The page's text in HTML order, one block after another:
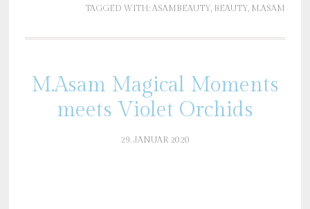
TAGGED WITH:ASAMBEAUTY, BEAUTY, M.ASAM
M.Asam Magical Moments
meets Violet Orchids
29. JANUAR 2020